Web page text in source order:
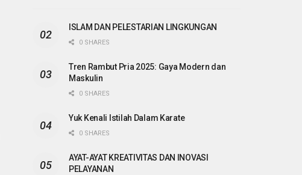
ISLAM DAN PELESTARIAN LINGKUNGAN
0 SHARES
Tren Rambut Pria 2025: Gaya Modern dan
Maskulin
0 SHARES
Yuk Kenali Istilah Dalam Karate
0 SHARES
AYAT-AYAT KREATIVITAS DAN INOVASI
PELAYANAN